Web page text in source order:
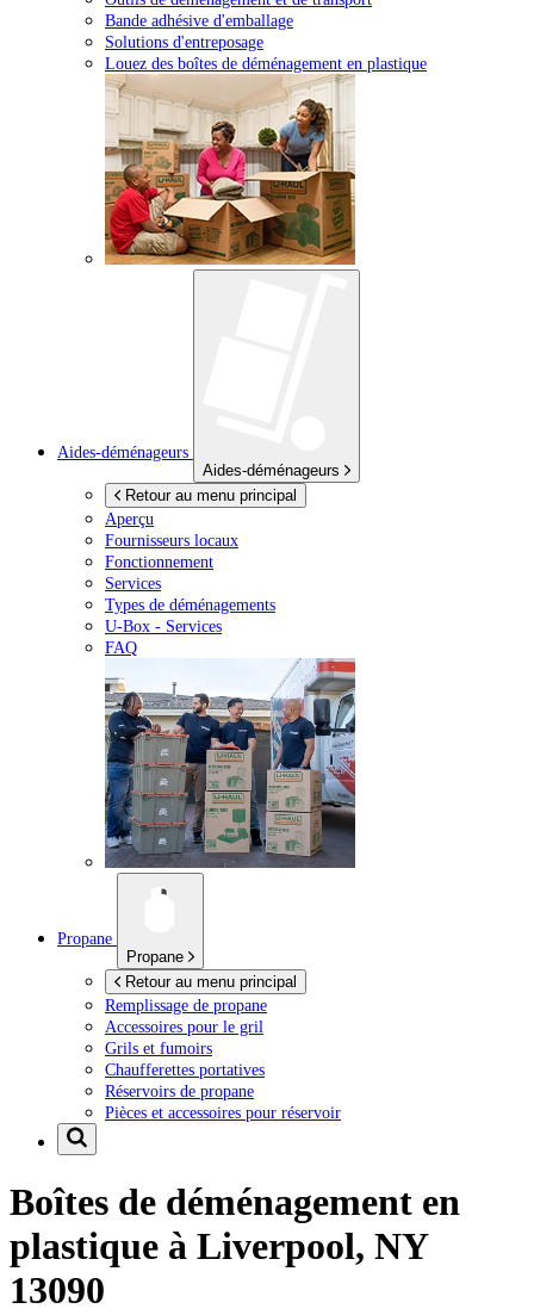
Bande adhésive d'emballage
Solutions d'entreposage
Louez des boîtes de déménagement en plastique
Aides-déménageurs
Aides-déménageurs
Retour au menu principal
Aperçu
Fournisseurs locaux
Fonctionnement
Services
Types de déménagements
U-Box - Services
FAQ
Propane
Propane
Retour au menu principal
Remplissage de propane
Accessoires pour le gril
Grils et fumoirs
Chaufferettes portatives
Réservoirs de propane
Pièces et accessoires pour réservoir
Boîtes de déménagement en
plastique à Liverpool, NY
13090